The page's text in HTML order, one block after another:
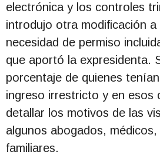
electrónica y los controles
introdujo otra modificación a
necesidad de permiso
que aportó la expresidenta.
porcentaje de quienes
ingreso irrestricto y en esos
detallar los motivos de las
algunos abogados,
familiares.